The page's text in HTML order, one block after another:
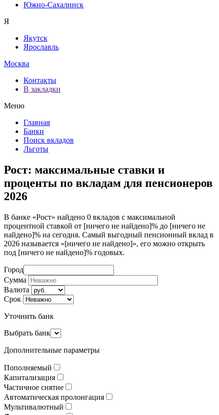
Южно-Сахалинск
Я
Якутск
Ярославль
Москва
Контакты
В закладки
Меню
Главная
Банки
Поиск вкладов
Льготы
Рост: максимальные ставки и
проценты по вкладам для пенсионеров
2026
В банке «Рост» найдено 0 вкладов с максимальной
процентной ставкой от [ничего не найдено]% до [ничего не
найдено]% на сегодня. Самый выгодный пенсионный вклад в
2026 называется «[ничего не найдено]», его можно открыть
под [ничего не найдено]% годовых.
Город
Сумма
Валюта
Срок
Уточнить банк
Выбрать банк
Дополнительные параметры
Пополняемый
Капитализация
Частичное снятие
Автоматическая пролонгация
Мультивалютный